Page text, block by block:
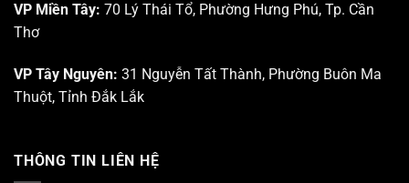
VP Miền Tây: 70 Lý Thái Tổ, Phường Hưng Phú, Tp. Cần
Thơ
VP Tây Nguyên: 31 Nguyễn Tất Thành, Phường Buôn Ma
Thuột, Tỉnh Đắk Lắk
THÔNG TIN LIÊN HỆ